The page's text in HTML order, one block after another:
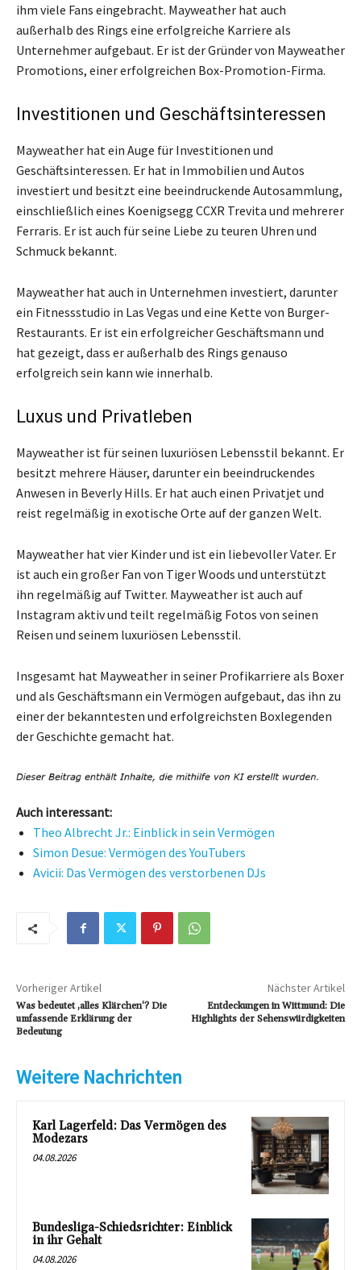
ihm viele Fans eingebracht. Mayweather hat auch
außerhalb des Rings eine erfolgreiche Karriere als
Unternehmer aufgebaut. Er ist der Gründer von Mayweather
Promotions, einer erfolgreichen Box-Promotion-Firma.
Investitionen und Geschäftsinteressen
Mayweather hat ein Auge für Investitionen und
Geschäftsinteressen. Er hat in Immobilien und Autos
investiert und besitzt eine beeindruckende Autosammlung,
einschließlich eines Koenigsegg CCXR Trevita und mehrerer
Ferraris. Er ist auch für seine Liebe zu teuren Uhren und
Schmuck bekannt.
Mayweather hat auch in Unternehmen investiert, darunter
ein Fitnessstudio in Las Vegas und eine Kette von Burger-
Restaurants. Er ist ein erfolgreicher Geschäftsmann und
hat gezeigt, dass er außerhalb des Rings genauso
erfolgreich sein kann wie innerhalb.
Luxus und Privatleben
Mayweather ist für seinen luxuriösen Lebensstil bekannt. Er
besitzt mehrere Häuser, darunter ein beeindruckendes
Anwesen in Beverly Hills. Er hat auch einen Privatjet und
reist regelmäßig in exotische Orte auf der ganzen Welt.
Mayweather hat vier Kinder und ist ein liebevoller Vater. Er
ist auch ein großer Fan von Tiger Woods und unterstützt
ihn regelmäßig auf Twitter. Mayweather ist auch auf
Instagram aktiv und teilt regelmäßig Fotos von seinen
Reisen und seinem luxuriösen Lebensstil.
Insgesamt hat Mayweather in seiner Profikarriere als Boxer
und als Geschäftsmann ein Vermögen aufgebaut, das ihn zu
einer der bekanntesten und erfolgreichsten Boxlegenden
der Geschichte gemacht hat.
Auch interessant:
Theo Albrecht Jr.: Einblick in sein Vermögen
Simon Desue: Vermögen des YouTubers
Avicii: Das Vermögen des verstorbenen DJs
Vorheriger Artikel
Was bedeutet ‚alles Klärchen‘? Die
umfassende Erklärung der
Bedeutung
Nächster Artikel
Entdeckungen in Wittmund: Die
Highlights der Sehenswürdigkeiten
Weitere Nachrichten
Karl Lagerfeld: Das Vermögen des
Modezars
04.08.2026
Bundesliga-Schiedsrichter: Einblick
in ihr Gehalt
04.08.2026